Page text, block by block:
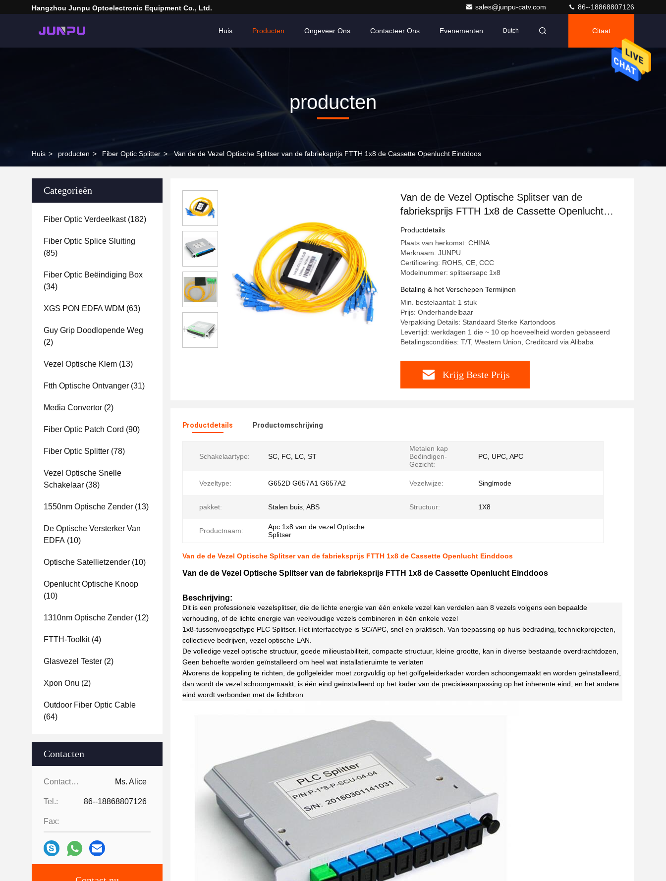
Hangzhou Junpu Optoelectronic Equipment Co., Ltd. sales@junpu-catv.com 86--18868807126
Huis Producten Ongeveer Ons Contacteer Ons Evenementen Dutch Citaat
producten
Huis > producten > Fiber Optic Splitter > Van de de Vezel Optische Splitser van de fabrieksprijs FTTH 1x8 de Cassette Openlucht Einddoos
Categorieën
Fiber Optic Verdeelkast(182)
Fiber Optic Splice Sluiting
(85)
Fiber Optic Beëindiging Box
(34)
XGS PON EDFA WDM (63)
Guy Grip Doodlopende Weg
(2)
Vezel Optische Klem (13)
Ftth Optische Ontvanger (31)
Media Convertor (2)
Fiber Optic Patch Cord (90)
Fiber Optic Splitter (78)
Vezel Optische Snelle
Schakelaar (38)
1550nm Optische Zender (13)
De Optische Versterker Van
EDFA (10)
Optische Satellietzender (10)
Openlucht Optische Knoop
(10)
1310nm Optische Zender (12)
FTTH-Toolkit(4)
Glasvezel Tester (2)
Xpon Onu (2)
Outdoor Fiber Optic Cable
(64)
Contacten
Contacten: Ms. Alice
Tel.: 86--18868807126
Fax:
Van de de Vezel Optische Splitser van de
fabrieksprijs FTTH 1x8 de Cassette Openlucht
Einddoos
Productdetails
Plaats van herkomst: CHINA
Merknaam: JUNPU
Certificering: ROHS, CE, CCC
Modelnummer: splitsersapc 1x8
Betaling & het Verschepen Termijnen
Min. bestelaantal: 1 stuk
Prijs: Onderhandelbaar
Verpakking Details: Standaard Sterke Kartondoos
Levertijd: werkdagen 1 die ~ 10 op hoeveelheid worden gebaseerd
Betalingscondities: T/T, Western Union, Creditcard via Alibaba
Krijg Beste Prijs
Productdetails Productomschrijving
Schakelaartype: SC, FC, LC, ST
Metalen kap
Beëindigen-
Gezicht:
PC, UPC, APC
Vezeltype: G652D G657A1 G657A2 Vezelwijze: Singlmode
pakket: Stalen buis, ABS Structuur: 1X8
Productnaam:
Apc 1x8 van de vezel Optische
Splitser
Van de de Vezel Optische Splitser van de fabrieksprijs FTTH 1x8 de Cassette Openlucht Einddoos
Van de de Vezel Optische Splitser van de fabrieksprijs FTTH 1x8 de Cassette Openlucht Einddoos
Beschrijving:
Dit is een professionele vezelsplitser, die de lichte energie van één enkele vezel kan verdelen aan 8 vezels volgens een bepaalde
verhouding, of de lichte energie van veelvoudige vezels combineren in één enkele vezel
1x8-tussenvoegseltype PLC Splitser. Het interfacetype is SC/APC, snel en praktisch. Van toepassing op huis bedrading, techniekprojecten,
collectieve bedrijven, vezel optische LAN.
De volledige vezel optische structuur, goede milieustabiliteit, compacte structuur, kleine grootte, kan in diverse bestaande overdrachtdozen,
Geen behoefte worden geïnstalleerd om heel wat installatieruimte te verlaten
Alvorens de koppeling te richten, de golfgeleider moet zorgvuldig op het golfgeleiderkader worden schoongemaakt en worden geïnstalleerd,
dan wordt de vezel schoongemaakt, is één eind geïnstalleerd op het kader van de precisieaanpassing op het inherente eind, en het andere
eind wordt verbonden met de lichtbron